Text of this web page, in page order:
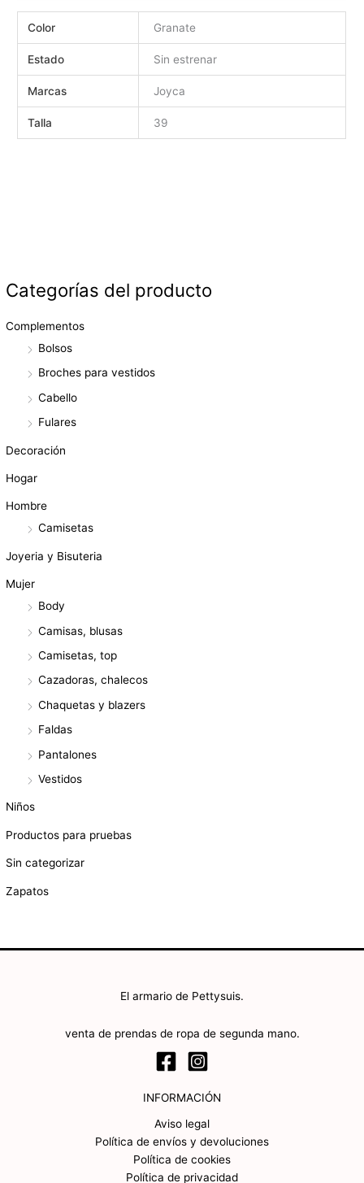
Categorías del producto
Complementos
Bolsos
Broches para vestidos
Cabello
Fulares
Decoración
Hogar
Hombre
Camisetas
Joyeria y Bisuteria
Mujer
Body
Camisas, blusas
Camisetas, top
Cazadoras, chalecos
Chaquetas y blazers
Faldas
Pantalones
Vestidos
Niños
Productos para pruebas
Sin categorizar
Zapatos
Color Granate
Estado Sin estrenar
Marcas Joyca
Talla 39
El armario de Pettysuis.
venta de prendas de ropa de segunda mano.
INFORMACIÓN
Aviso legal
Política de envíos y devoluciones
Política de cookies
Política de privacidad